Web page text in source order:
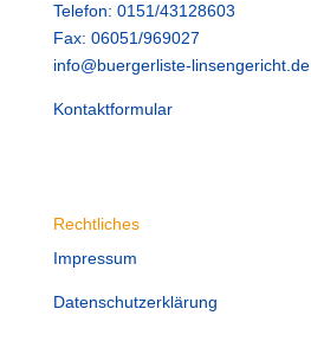
Telefon: 0151/43128603
Fax: 06051/969027
info@buergerliste-linsengericht.de
Kontaktformular
Rechtliches
Impressum
Datenschutzerklärung